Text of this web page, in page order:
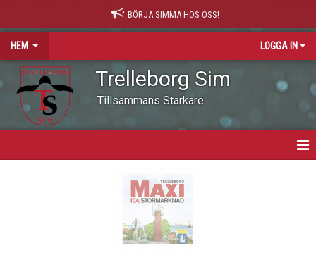
BÖRJA SIMMA HOS OSS!
HEM LOGGA IN
Trelleborg Sim
Tillsammans Starkare